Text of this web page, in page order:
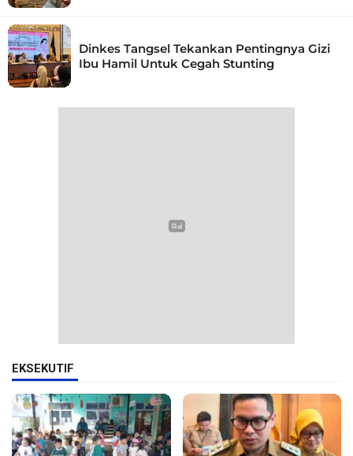
Dinkes Tangsel Tekankan Pentingnya Gizi
Ibu Hamil Untuk Cegah Stunting
EKSEKUTIF